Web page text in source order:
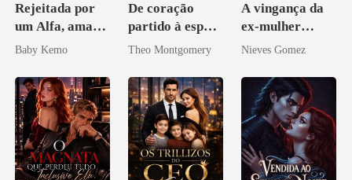
Rejeitada por
um Alfa, amada
por um
Baby Kemo
De coração
partido à esposa
de um bilionário
Theo Montgomery
A vingança da
ex-mulher
curvilínea
Nieves Gomez